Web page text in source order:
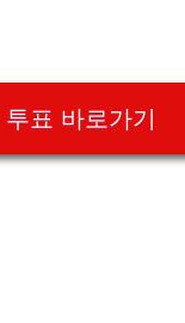
표 바로가기